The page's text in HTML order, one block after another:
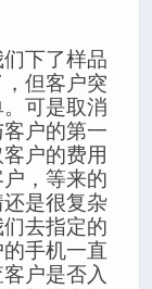
下了样品
但客户突
可是取消
户的第一
户的费用
，等来的
是很复杂
去指定的
手机一直
户是否入